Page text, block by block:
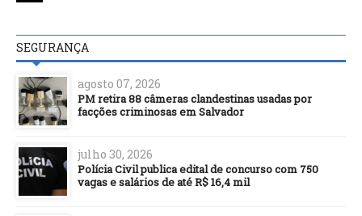
SEGURANÇA
agosto 07, 2026
PM retira 88 câmeras clandestinas usadas por
facções criminosas em Salvador
julho 30, 2026
Polícia Civil publica edital de concurso com 750
vagas e salários de até R$ 16,4 mil